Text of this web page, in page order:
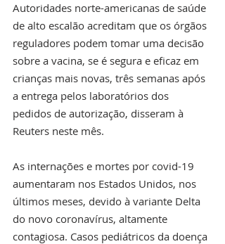
Autoridades norte-americanas de saúde
de alto escalão acreditam que os órgãos
reguladores podem tomar uma decisão
sobre a vacina, se é segura e eficaz em
crianças mais novas, três semanas após
a entrega pelos laboratórios dos
pedidos de autorização, disseram à
Reuters neste mês.
As internações e mortes por covid-19
aumentaram nos Estados Unidos, nos
últimos meses, devido à variante Delta
do novo coronavírus, altamente
contagiosa. Casos pediátricos da doença